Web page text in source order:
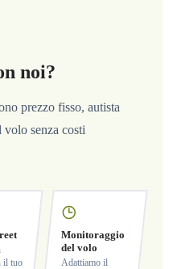
noi?
prezzo fisso, autista
senza costi
il tuo
Monitoraggio
del volo
Adattiamo il